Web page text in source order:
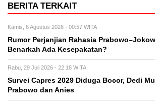
BERITA TERKAIT
Kamis, 6 Agustus 2026 - 00:57 WITA
Rumor Perjanjian Rahasia
Benarkah Ada Kesepakatan?
Rabu, 29 Juli 2026 - 22:18 WITA
Survei Capres 2029 Diduga Bocor, Dedi
Prabowo dan Anies